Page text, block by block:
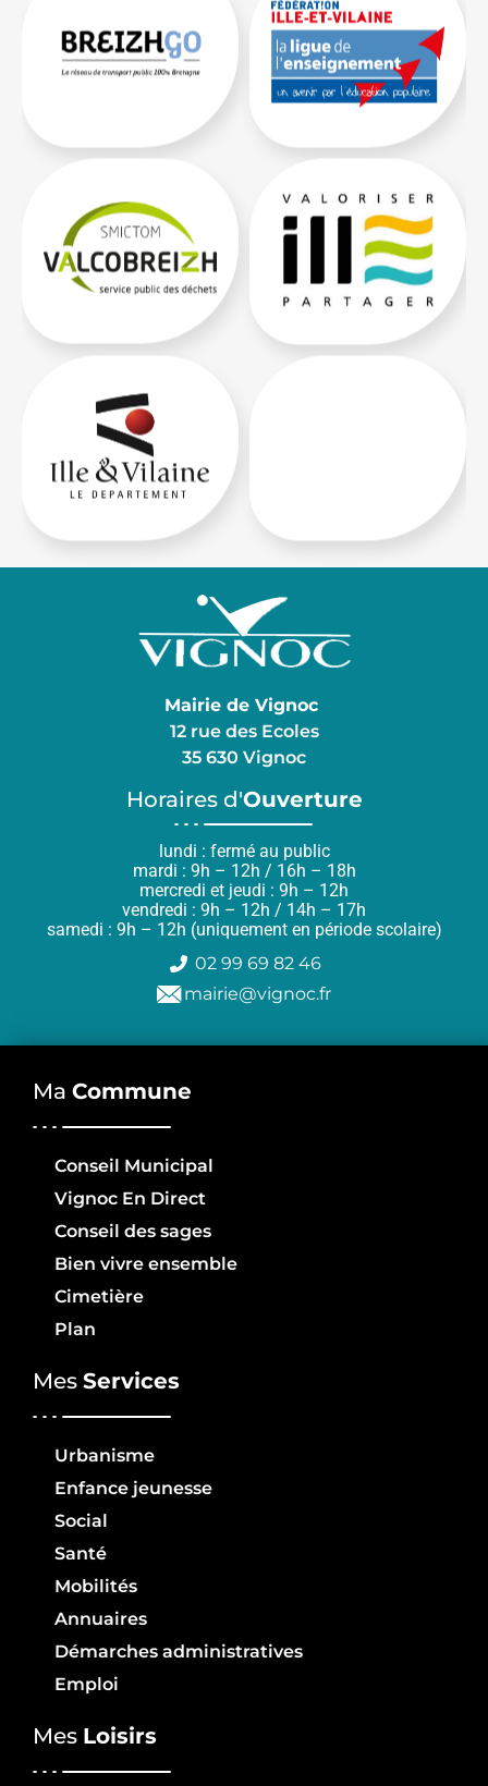
Mairie de Vignoc
12 rue des Ecoles
35 630 Vignoc
Horaires d'Ouverture
lundi : fermé au public
mardi : 9h – 12h / 16h – 18h
mercredi et jeudi : 9h – 12h
vendredi : 9h – 12h / 14h – 17h
samedi : 9h – 12h (uniquement en période scolaire)
02 99 69 82 46
mairie@vignoc.fr
Ma Commune
Conseil Municipal
Vignoc En Direct
Conseil des sages
Bien vivre ensemble
Cimetière
Plan
Mes Services
Urbanisme
Enfance jeunesse
Social
Santé
Mobilités
Annuaires
Démarches administratives
Emploi
Mes Loisirs